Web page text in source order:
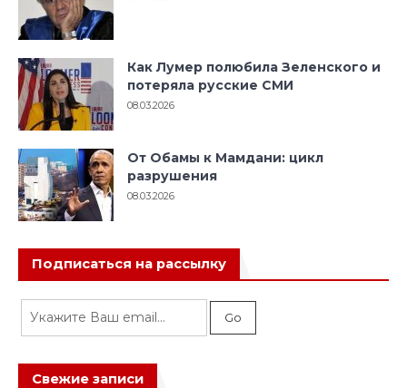
Как Лумер полюбила Зеленского и
потеряла русские СМИ
08.03.2026
От Обамы к Мамдани: цикл
разрушения
08.03.2026
Подписаться на рассылку
Свежие записи